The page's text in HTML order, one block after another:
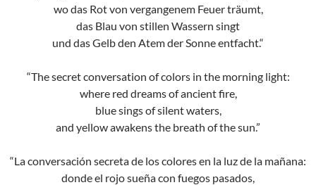
wo das Rot von vergangenem Feuer träumt,
das Blau von stillen Wassern singt
und das Gelb den Atem der Sonne entfacht.“
“The secret conversation of colors in the morning light:
where red dreams of ancient fire,
blue sings of silent waters,
and yellow awakens the breath of the sun.”
“La conversación secreta de los colores en la luz de la mañana:
donde el rojo sueña con fuegos pasados,